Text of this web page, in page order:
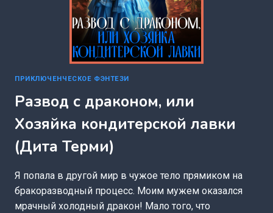
ПРИКЛЮЧЕНЧЕСКОЕ ФЭНТЕЗИ
Развод с драконом, или
Хозяйка кондитерской лавки
(Дита Терми)
Я попала в другой мир в чужое тело прямиком на
бракоразводный процесс. Моим мужем оказался
мрачный холодный дракон! Мало того, что